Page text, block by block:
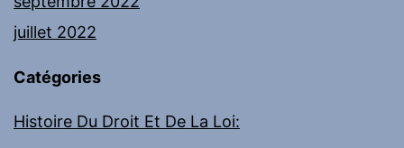
juillet 2022
Catégories
Histoire Du Droit Et De La Loi: